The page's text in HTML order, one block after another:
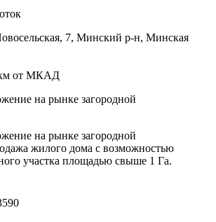
7, Минский р-н, Минская
от МКАД
на рынке загородной
на рынке загородной
жилого дома с возможностью
участка площадью свыше 1 Га.